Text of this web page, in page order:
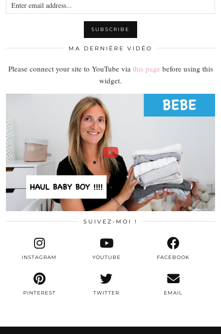
MA DERNIÈRE VIDÉO
Please connect your site to YouTube via this page before using this
widget.
SUIVEZ-MOI !
TWITTER
INSTAGRAM FACEBOOK
PINTEREST
YOUTUBE
EMAIL